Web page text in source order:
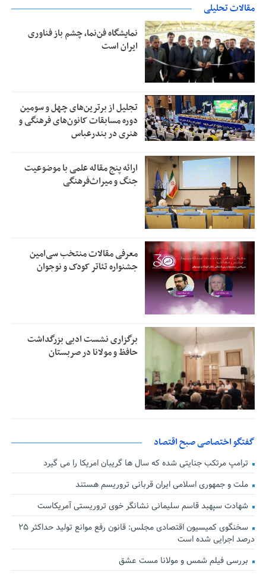
مقالات تحلیلی
نمایشگاه فن‌نما، چشم باز فناوری
ایران است
تجلیل از بر‌ترین‌های چهل و سومین
دوره مسابقات کانون‌های فرهنگی و
هنری در بندرعباس
ارائه پنج مقاله علمی با موضوعیت
جنگ و میراث‌فرهنگی
معرفی مقالات منتخب سی‌امین
جشنواره تئاتر کودک و نوجوان
برگزاری نشست ادبی بزرگداشت
حافظ و مولانا در صربستان
گفتگو اختصاصی صبح اقتصاد
ترامپ مرتکب جنایتی شده که سال ها گریبان امریکا را می گیرد
ملت و جمهوری اسلامی ایران قربانی تروریسم هستند
شهادت سپهبد قاسم سلیمانی نشانگر خوی تروریستی آمریکاست
سخنگوی کمیسیون اقتصادی مجلس: قانون رفع موانع تولید حداکثر ۲۵
درصد اجرایی شده است
بررسی فیلم شمس و مولانا مست عشق